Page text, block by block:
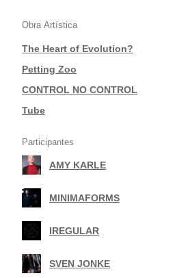
Obra Artística
The Heart of Evolution?
|Petting Zoo
|CONTROL NO CONTROL
|Tube
Participantes
AMY KARLE
| MINIMAFORMS
IREGULAR
| SVEN JONKE